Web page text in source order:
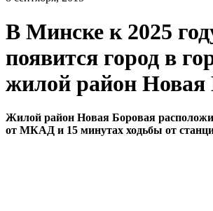
В Минске к 2025
появится город в
жилой район Новая
Жилой район Новая Боровая
от МКАД и 15 минутах ходьбы от